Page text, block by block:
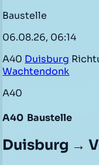
Baustelle
06.08.26, 06:14
A40 Duisburg
Wachtendonk
A40
A40 Baustelle
Duisburg →